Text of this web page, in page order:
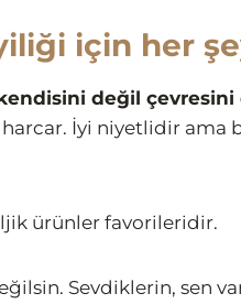
için her
değil
İyi niyetlidir ama
ürünler favorileridir.
Sevdiklerin, sen